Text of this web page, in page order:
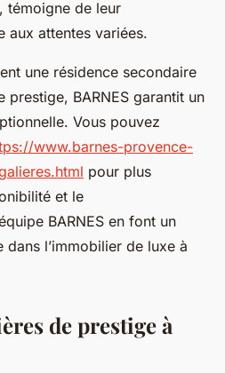
témoigne de leur
aux attentes variées.
une résidence secondaire
prestige, BARNES garantit un
Vous pouvez
www.barnes-provence-
pour plus
et le
BARNES en font un
l’immobilier de luxe à
de prestige à